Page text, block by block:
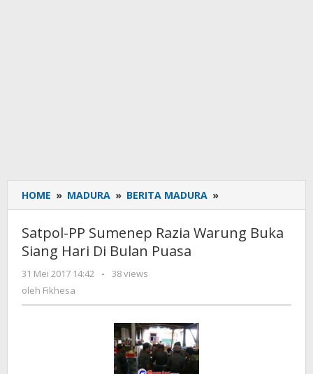
HOME » MADURA » BERITA MADURA »
PP
Razia
Satpol-PP Sumenep Razia Warung Buka
Siang Hari Di Bulan Puasa
31 Mei 2017 14:42
oleh
-
38 views
oleh Fikhesa